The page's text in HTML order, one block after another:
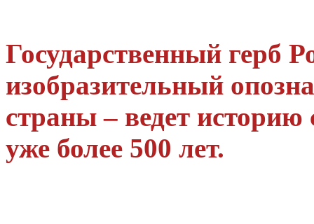
Государственный герб
изобразительный
страны – ведет историю
уже более 500 лет.